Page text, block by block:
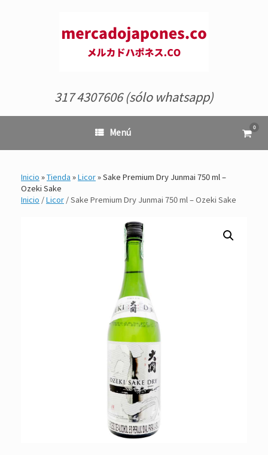
317 4307606 (sólo whatsapp)
Menú Ver
el
0
Inicio »Tienda »Licor»Sake Premium Dry Junmai 750 ml –
Ozeki Sake
Inicio /Licor / Sake Premium Dry Junmai 750 ml – Ozeki Sake